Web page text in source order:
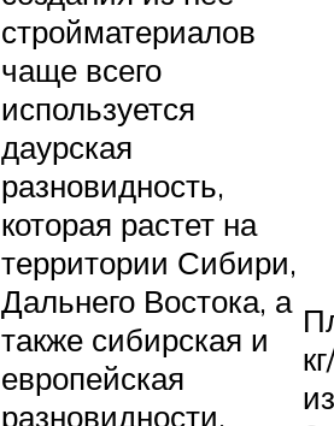
стройматериалов
чаще всего
используется
даурская
разновидность,
которая растет на
территории Сибири,
Дальнего Востока, а
также сибирская и
европейская
разновидности.